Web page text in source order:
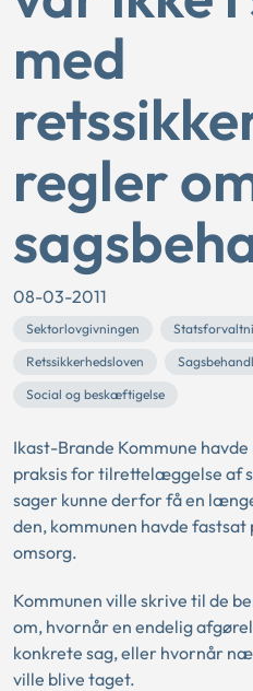
med
regler
08-03-2011
Sektorlovgivningen
Retssikkerhedsloven
Social og beskæftigelse
Ikast-Brande Kommune
praksis for tilrettelæggelse af
sager kunne derfor få en
den, kommunen havde
omsorg.
Kommunen ville skrive til de
om, hvornår en endelig
konkrete sag, eller hvornår
ville blive taget.